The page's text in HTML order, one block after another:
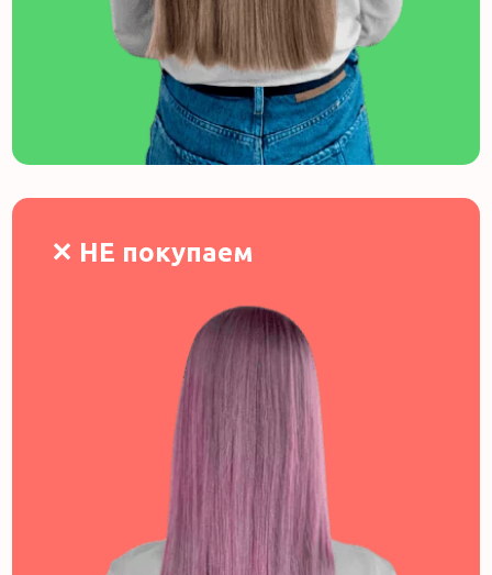
✕ НЕ покупаем